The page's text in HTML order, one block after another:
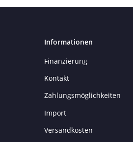
Informationen
Finanzierung
Kontakt
Zahlungsmöglichkeiten
Import
Versandkosten